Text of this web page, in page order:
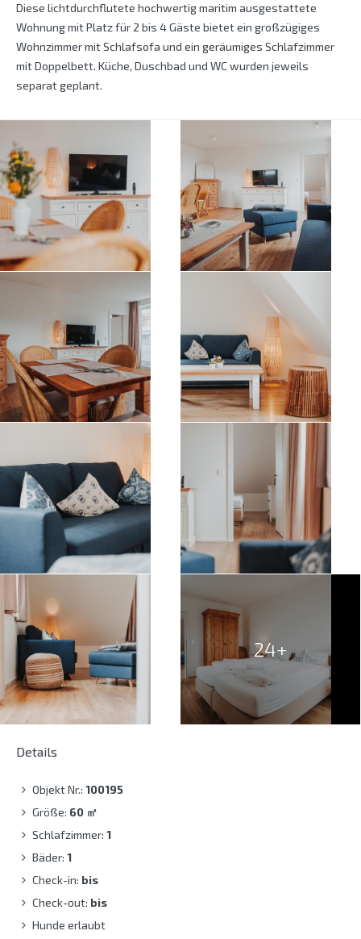
Diese lichtdurchflutete hochwertig maritim ausgestattete
Wohnung mit Platz für 2 bis 4 Gäste bietet ein großzügiges
Wohnzimmer mit Schlafsofa und ein geräumiges Schlafzimmer
mit Doppelbett. Küche, Duschbad und WC wurden jeweils
separat geplant.
24+
Details
Objekt Nr.: 100195
Größe: 60 ㎡
Schlafzimmer: 1
Bäder: 1
Check-in: bis
Check-out: bis
Hunde erlaubt